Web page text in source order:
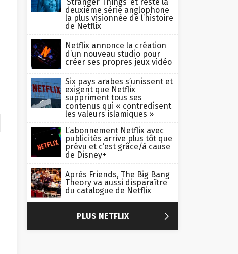
deuxième série anglophone
la plus visionnée de l’histoire
de Netflix
Netflix annonce la création
d’un nouveau studio pour
créer ses propres jeux vidéo
Six pays arabes s’unissent et
exigent que Netflix
suppriment tous ses
contenus qui « contredisent
les valeurs islamiques »
L’abonnement Netflix avec
publicités arrive plus tôt que
prévu et c’est grâce/à cause
de Disney+
Après Friends, The Big Bang
Theory va aussi disparaître
du catalogue de Netflix
PLUS NETFLIX 